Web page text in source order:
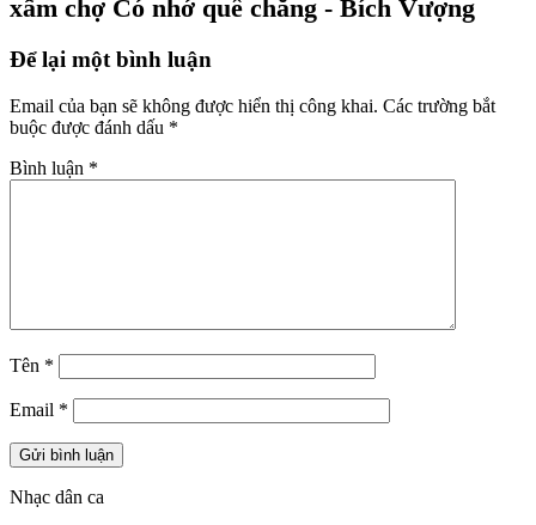
xẩm chợ Có nhớ quê chăng - Bích Vượng
Để lại một bình luận
Email của bạn sẽ không được hiển thị công khai. Các trường bắt
buộc được đánh dấu *
Bình luận *
Tên *
Email *
Nhạc dân ca